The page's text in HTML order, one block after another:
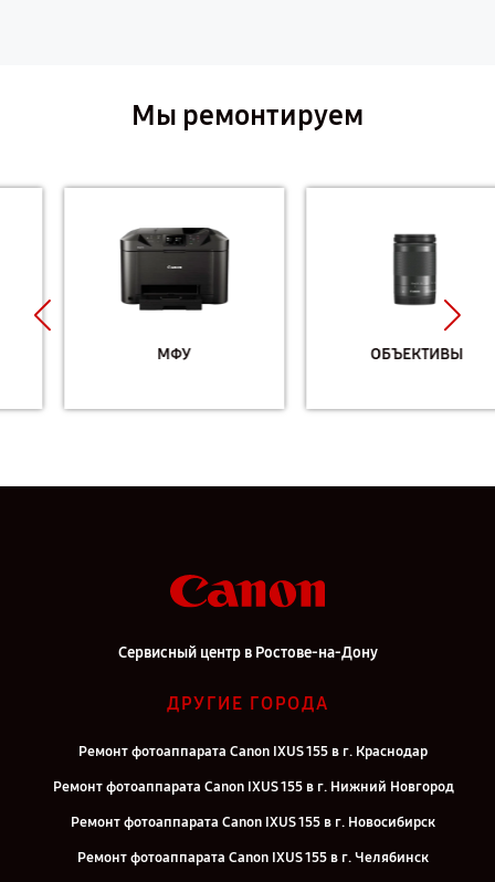
Мы ремонтируем
ОБЪЕКТИВЫ
Сервисный центр в Ростове-на-Дону
ДРУГИЕ ГОРОДА
Ремонт фотоаппарата Canon IXUS 155 в г. Краснодар
Ремонт фотоаппарата Canon IXUS 155 в г. Нижний Новгород
Ремонт фотоаппарата Canon IXUS 155 в г. Новосибирск
Ремонт фотоаппарата Canon IXUS 155 в г. Челябинск